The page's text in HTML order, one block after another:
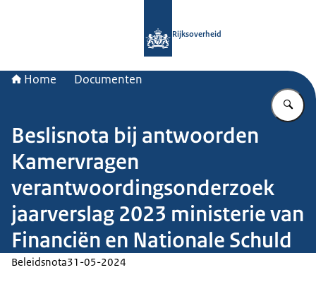
Rijksoverheid
Home Documenten
Beslisnota bij antwoorden
Kamervragen
verantwoordingsonderzoek
jaarverslag 2023 ministerie van
Financiën en Nationale Schuld
Beleidsnota31-05-2024